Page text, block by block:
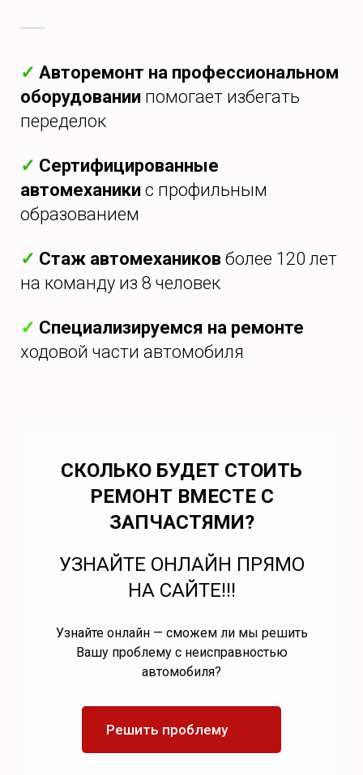
✓ Авторемонт на профессиональном
оборудовании помогает избегать
переделок
✓ Сертифицированные
автомеханики с профильным
образованием
✓ Стаж автомехаников более 120 лет
на команду из 8 человек
✓ Специализируемся на ремонте
ходовой части автомобиля
СКОЛЬКО БУДЕТ СТОИТЬ
РЕМОНТ ВМЕСТЕ С
ЗАПЧАСТЯМИ?
УЗНАЙТЕ ОНЛАЙН ПРЯМО
НА САЙТЕ!!!
Узнайте онлайн — сможем ли мы решить
Вашу проблему с неисправностью
автомобиля?
Решить проблему